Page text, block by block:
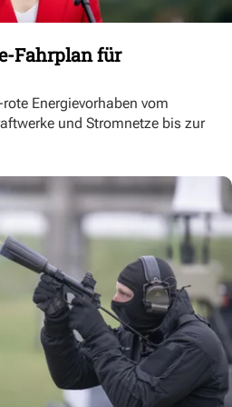
Fahrplan für
Energievorhaben vom
und Stromnetze bis zur